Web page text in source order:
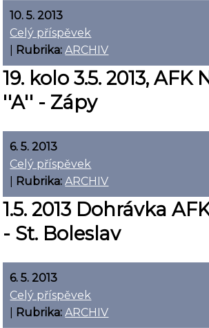
10. 5. 2013
Celý příspěvek
Rubrika: ARCHIV
19. kolo 3.5. 2013, AFK
''A'' - Zápy
6. 5. 2013
Celý příspěvek
Rubrika: ARCHIV
1.5. 2013 Dohrávka
- St. Boleslav
6. 5. 2013
Celý příspěvek
Rubrika: ARCHIV